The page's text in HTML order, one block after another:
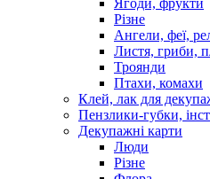
Різне
Ангели, феї,
Листя, гриби,
Троянди
Птахи, комахи
Клей, лак для
Пензлики-губки,
Декупажні карти
Люди
Різне